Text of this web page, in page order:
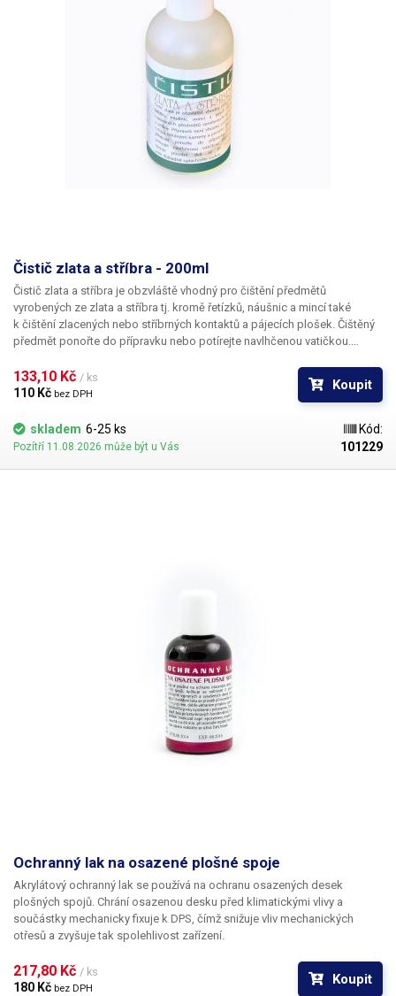
Čistič zlata a stříbra - 200ml
Čistič zlata a stříbra je obzvláště vhodný pro čištění předmětů
vyrobených ze zlata a stříbra tj. kromě řetízků, náušnic a mincí také
k čištění zlacených nebo stříbrných kontaktů a pájecích plošek. Čištěný
předmět ponořte do přípravku nebo potírejte navlhčenou vatičkou.
vodou.
133,10 Kč / ks
110 Kč bez DPH
Koupit
skladem 6-25 ks
Pozítří 11.08.2026 může být u Vás
Kód:
101229
Ochranný lak na osazené plošné spoje
Akrylátový ochranný lak se používá na ochranu osazených desek
plošných spojů. Chrání osazenou desku před klimatickými vlivy a
součástky mechanicky fixuje k DPS, čímž snižuje vliv mechanických
otřesů a zvyšuje tak spolehlivost zařízení.
217,80 Kč / ks
180 Kč bez DPH
Koupit